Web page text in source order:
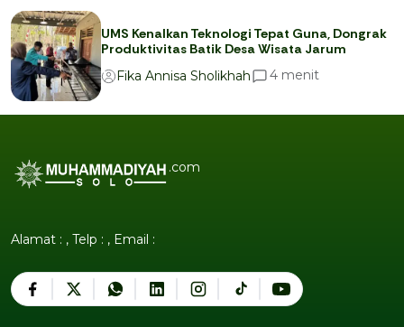
UMS Kenalkan Teknologi Tepat Guna, Dongrak
Produktivitas Batik Desa Wisata Jarum
Fika Annisa Sholikhah
4 menit
.com
Alamat : , Telp : , Email :